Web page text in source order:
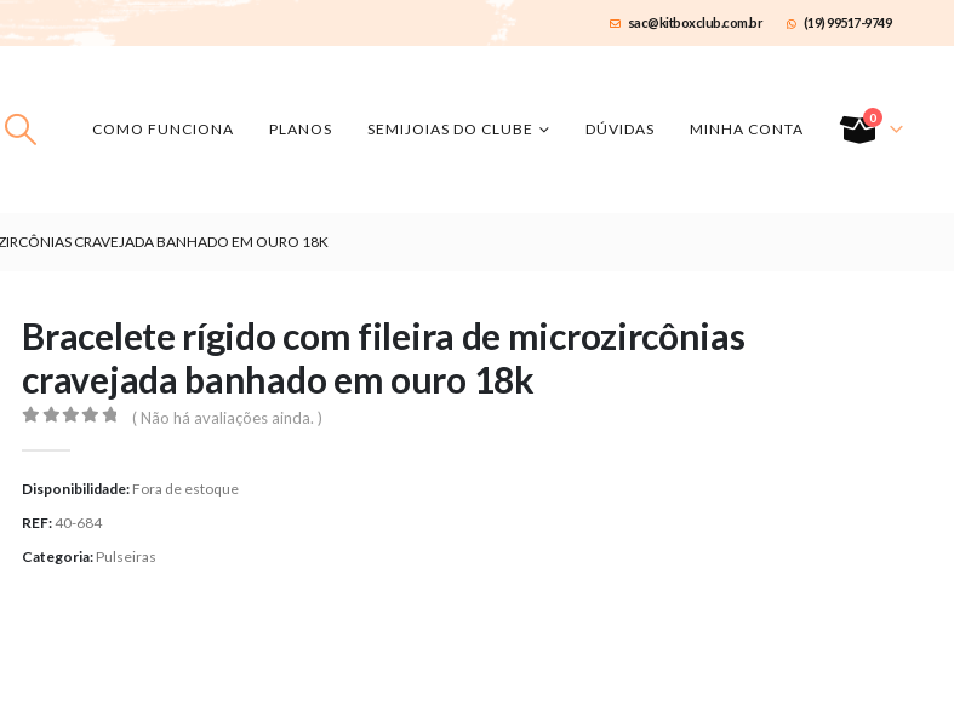
sac@kitboxclub.com.br (19) 99517-9749
COMO FUNCIONA PLANOS SEMIJOIAS DO CLUBE DÚVIDAS MINHA CONTA
0
CRAVEJADA BANHADO EM OURO 18K
Bracelete rígido com fileira de microzircônias
cravejada banhado em ouro 18k
( Não há avaliações ainda. )
Disponibilidade: Fora de estoque
REF:40-684
Categoria: Pulseiras